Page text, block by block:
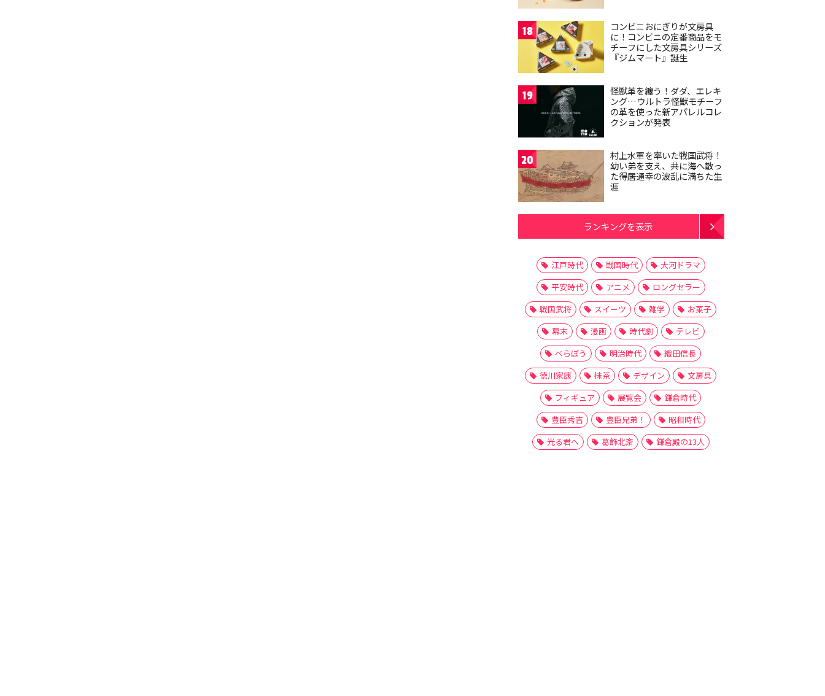
18
コンビニおにぎりが文房具
に！コンビニの定番商品をモ
チーフにした文房具シリーズ
『ジムマート』誕生
19
怪獣革を纏う！ダダ、エレキ
ング…ウルトラ怪獣モチーフ
の革を使った新アパレルコレ
クションが発表
20
村上水軍を率いた戦国武将！
幼い弟を支え、共に海へ散っ
た得居通幸の波乱に満ちた生
涯
ランキングを表示
江戸時代 戦国時代
大河ドラマ
平安時代
アニメ
ロングセラー
戦国武将
スイーツ 雑学
お菓子
幕末
漫画 時代劇
テレビ
べらぼう
明治時代
織田信長
徳川家康
抹茶 デザイン
文房具
フィギュア
展覧会
鎌倉時代
豊臣秀吉
豊臣兄弟！
昭和時代
光る君へ
葛飾北斎 鎌倉殿の13人